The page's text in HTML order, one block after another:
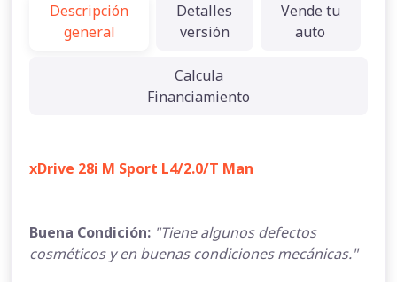
Descripción
general
Detalles
versión
Vende tu
auto
Calcula
Financiamiento
xDrive 28i M Sport L4/2.0/T Man
Buena Condición: "Tiene algunos defectos
cosméticos y en buenas condiciones mecánicas."